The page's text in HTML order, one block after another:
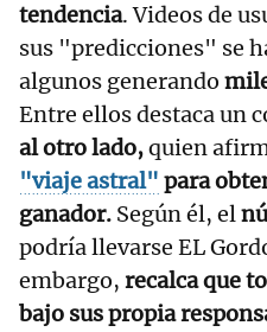
tendencia. Videos de
sus "predicciones" se
algunos generando
Entre ellos destaca un
al otro lado,quien
"viaje astral" para
ganador. Según él, el
podría llevarse EL
embargo, recalca que
bajo sus propia